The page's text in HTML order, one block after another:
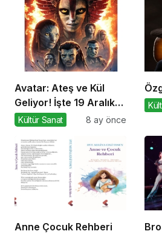
Avatar: Ateş ve Kül
Geliyor! İşte 19 Aralık
Vizyon Filmleri
Kültür Sanat 8 ay önce
Anne Çocuk Rehberi